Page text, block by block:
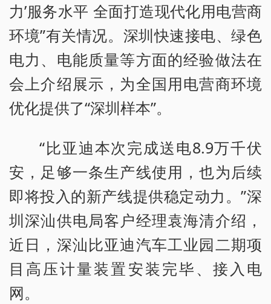
力’服务水平 全面打造现代化用电营商
环境”有关情况。深圳快速接电、绿色
电力、电能质量等方面的经验做法在
会上介绍展示，为全国用电营商环境
优化提供了“深圳样本”。
“比亚迪本次完成送电8.9万千伏
安，足够一条生产线使用，也为后续
即将投入的新产线提供稳定动力。”深
圳深汕供电局客户经理袁海清介绍，
近日，深汕比亚迪汽车工业园二期项
目高压计量装置安装完毕、接入电
网。